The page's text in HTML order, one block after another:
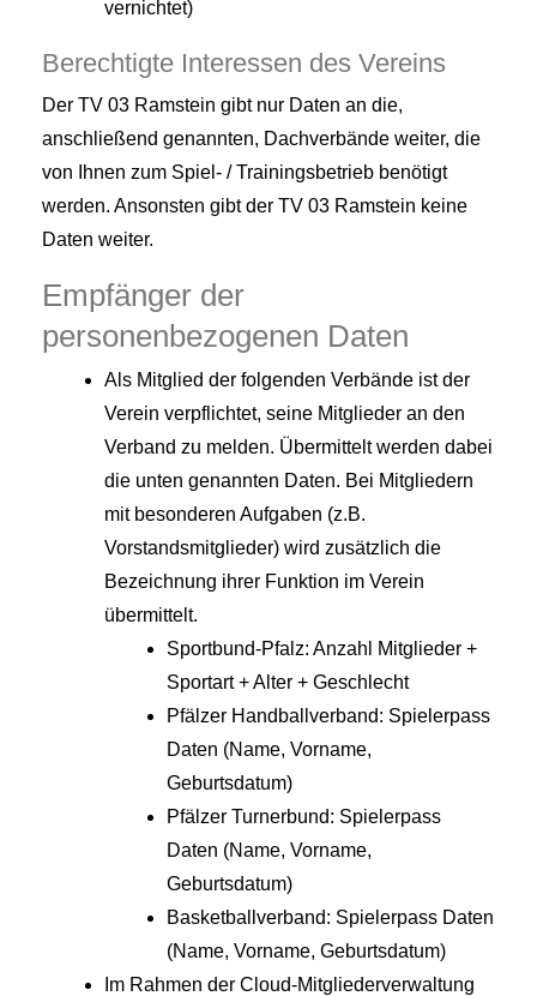
vernichtet)
Berechtigte Interessen des Vereins
Der TV 03 Ramstein gibt nur Daten an die,
anschließend genannten, Dachverbände weiter, die
von Ihnen zum Spiel- / Trainingsbetrieb benötigt
werden. Ansonsten gibt der TV 03 Ramstein keine
Daten weiter.
Empfänger der
personenbezogenen Daten
Als Mitglied der folgenden Verbände ist der
Verein verpflichtet, seine Mitglieder an den
Verband zu melden. Übermittelt werden dabei
die unten genannten Daten. Bei Mitgliedern
mit besonderen Aufgaben (z.B.
Vorstandsmitglieder) wird zusätzlich die
Bezeichnung ihrer Funktion im Verein
übermittelt.
Sportbund-Pfalz: Anzahl Mitglieder +
Sportart + Alter + Geschlecht
Pfälzer Handballverband: Spielerpass
Daten (Name, Vorname,
Geburtsdatum)
Pfälzer Turnerbund: Spielerpass
Daten (Name, Vorname,
Geburtsdatum)
Basketballverband: Spielerpass Daten
(Name, Vorname, Geburtsdatum)
Im Rahmen der Cloud-Mitgliederverwaltung